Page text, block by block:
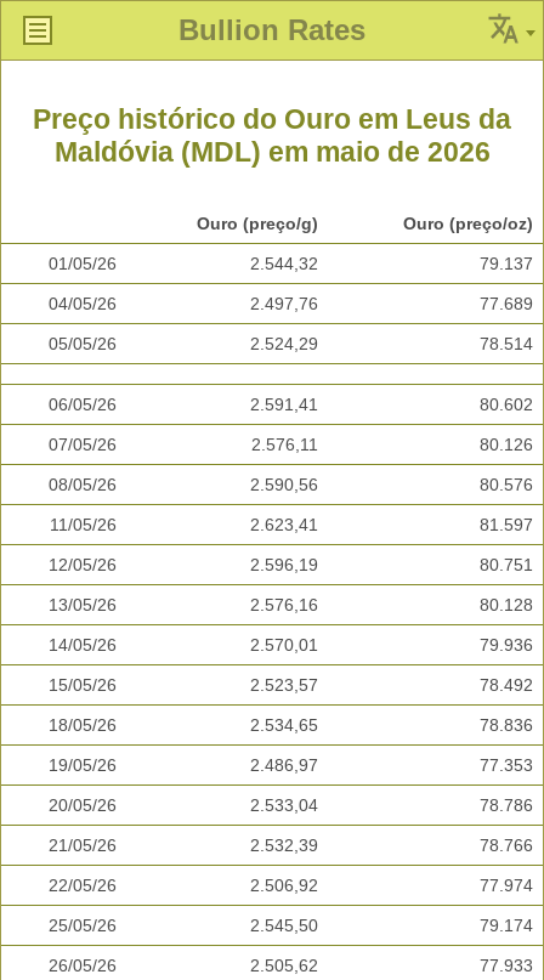
Bullion Rates
Preço histórico do Ouro em Leus da
Maldóvia (MDL) em maio de 2026
Ouro (preço/g) Ouro (preço/oz)
01/05/26 2.544,32 79.137
04/05/26 2.497,76 77.689
05/05/26 2.524,29 78.514
06/05/26 2.591,41 80.602
07/05/26 2.576,11 80.126
08/05/26 2.590,56 80.576
11/05/26 2.623,41 81.597
12/05/26 2.596,19 80.751
13/05/26 2.576,16 80.128
14/05/26 2.570,01 79.936
15/05/26 2.523,57 78.492
18/05/26 2.534,65 78.836
19/05/26 2.486,97 77.353
20/05/26 2.533,04 78.786
21/05/26 2.532,39 78.766
22/05/26 2.506,92 77.974
25/05/26 2.545,50 79.174
26/05/26 2.505,62 77.933